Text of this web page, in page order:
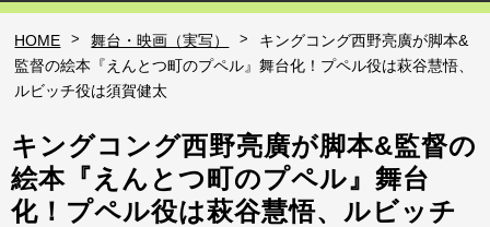
HOME > 舞台・映画（実写） >
キングコング西野亮廣が脚本&
監督の絵本『えんとつ町のプペル』舞台化！プペル役は萩谷慧悟、
ルビッチ役は須賀健太
キングコング西野亮廣が脚本&監督の
絵本『えんとつ町のプペル』舞台
化！プペル役は萩谷慧悟、ルビッチ